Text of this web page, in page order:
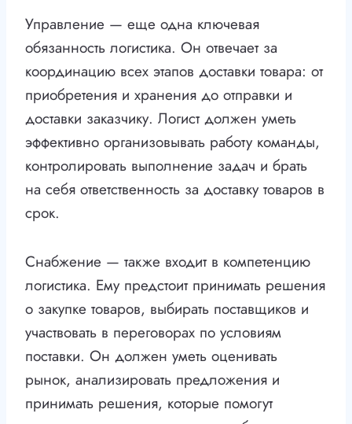
Управление — еще одна ключевая
обязанность логистика. Он отвечает за
координацию всех этапов доставки товара: от
приобретения и хранения до отправки и
доставки заказчику. Логист должен уметь
эффективно организовывать работу команды,
контролировать выполнение задач и брать
на себя ответственность за доставку товаров в
срок.
Снабжение — также входит в компетенцию
логистика. Ему предстоит принимать решения
о закупке товаров, выбирать поставщиков и
участвовать в переговорах по условиям
поставки. Он должен уметь оценивать
рынок, анализировать предложения и
принимать решения, которые помогут